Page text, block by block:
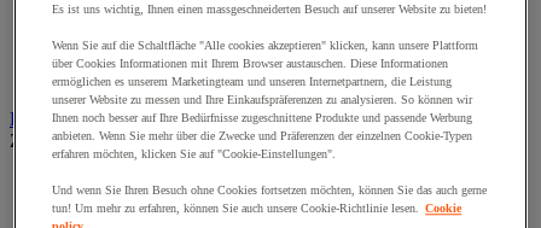
Schränke für IT Geräte und Post
Spinde mit 1 Tür
Spinde mit mehreren Fächern
Hallenbüros, Kabinen und Trennwände
Zur gesamten Produktgruppe
Hallenbüros, Kabinen
Lackierkabine
Es ist uns wichtig, Ihnen einen massgeschneiderten Besuch auf unserer Website zu bieten!
Wenn Sie auf die Schaltfläche "Alle cookies akzeptieren" klicken, kann unsere Plattform
über Cookies Informationen mit Ihrem Browser austauschen. Diese Informationen
ermöglichen es unserem Marketingteam und unseren Internetpartnern, die Leistung
unserer Website zu messen und Ihre Einkaufspräferenzen zu analysieren. So können wir
Ihnen noch besser auf Ihre Bedürfnisse zugeschnittene Produkte und passende Werbung
anbieten. Wenn Sie mehr über die Zwecke und Präferenzen der einzelnen Cookie-Typen
erfahren möchten, klicken Sie auf "Cookie-Einstellungen".
Und wenn Sie Ihren Besuch ohne Cookies fortsetzen möchten, können Sie das auch gerne
tun! Um mehr zu erfahren, können Sie auch unsere Cookie-Richtlinie lesen.
Cookie